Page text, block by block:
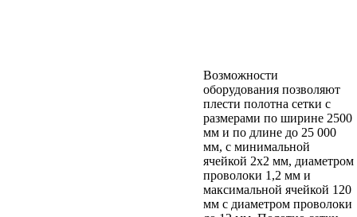
Возможности
оборудования позволяют
плести полотна сетки с
размерами по ширине 2500
мм и по длине до 25 000
мм, с минимальной
ячейкой 2х2 мм, диаметром
проволоки 1,2 мм и
максимальной ячейкой 120
мм с диаметром проволоки